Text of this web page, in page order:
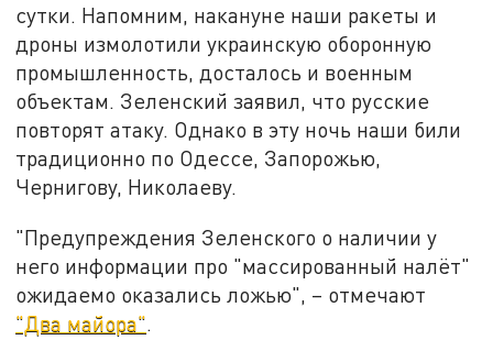
сутки. Напомним, накануне наши ракеты и
дроны измолотили украинскую оборонную
промышленность, досталось и военным
объектам. Зеленский заявил, что русские
повторят атаку. Однако в эту ночь наши били
традиционно по Одессе, Запорожью,
Чернигову, Николаеву.
"Предупреждения Зеленского о наличии у
него информации про "массированный налёт"
ожидаемо оказались ложью", – отмечают
"Два майора"